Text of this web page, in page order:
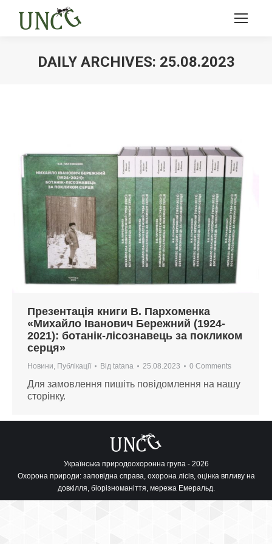
DAILY ARCHIVES: 25.08.2023
Презентація книги В. Пархоменка
«Михайло Іванович Бережний (1924-
2021): ботанік-лісознавець за покликом
серця»
Новини, Публікації Від tatana 25.08.2023 0 Comments
Для замовлення пишіть повідомлення на нашу
сторінку.
Українська природоохоронна група - 2026
Охорона природи: заповідна справа, охорона лісів, оцінка впливу на
довкілля, біорізноманіття, мережа Емеральд.